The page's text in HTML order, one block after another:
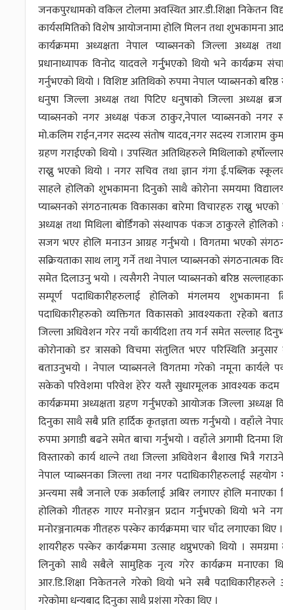
जनकपुरधामको वकिल टोलमा अवस्थित आर.डी.शिक्षा निकेतन
कार्यसमितिको विशेष आयोजनामा होलि मिलन तथा शुभकामना
कार्यक्रममा अध्यक्षता नेपाल प्याब्सनको जिल्ला अध्यक्ष
प्रधानाध्यापक विनोद यादवले गर्नुुभएको थियो भने कार्यक्रम
गर्नुभएको थियो । विशिष्ट अतिथिको रुपमा नेपाल प्याब्सनको
धनुषा जिल्ला अध्यक्ष तथा पिटिए धनुषाको जिल्ला अध्यक्ष
प्याब्सनको नगर अध्यक्ष पंकज ठाकुर,नेपाल प्याब्सनको
मो.कलिम राईन,नगर सदस्य संतोष यादव,नगर सदस्य
ग्रहण गराईएको थियो । उपस्थित अतिथिहरुले मिथिलाको
राख्नु भएको थियो । नगर सचिव तथा ज्ञान गंगा ई.पब्लिक
साहले होलिको शुभकामना दिनुको साथै कोरोना समयमा
प्याब्सनको संगठनात्मक विकासका बारेमा विचारहरु राख्नु
अध्यक्ष तथा मिथिला बोर्डिंगको संस्थापक पंकज ठाकुरले
सजग भएर होलि मनाउन आग्रह गर्नुभयो । विगतमा भएको
सक्रियताका साथ लागु गर्ने तथा नेपाल प्याब्सनको संगठनात्मक
समेत दिलाउनु भयो । त्यसैगरी नेपाल प्याब्सनको बरिष्ठ
सम्पूर्ण पदाधिकारीहरुलाई होलिको मंगलमय
पदाधिकारीहरुको व्यक्तिगत विकासको आवश्यकता रहेको
जिल्ला अधिवेशन गरेर नयाँ कार्यदिशा तय गर्न समेत सल्लाह
कोरोनाको डर त्रासको विचमा संतुलित भएर परिस्थिति
बताउनुभयो । नेपाल प्याब्सनले विगतमा गरेको नमूना कार्यले
सकेको परिवेशमा परिवेश हेरेर यस्तै सुधारमूलक आवश्यक कदम
कार्यक्रममा अध्यक्षता ग्रहण गर्नुभएको आयोजक जिल्ला
दिनुका साथै सबै प्रति हार्दिक कृतज्ञता व्यक्त गर्नुभयो । वहाँले
रुपमा अगाडी बढने समेत बाचा गर्नुभयो । वहाँले अगामी दिनमा
विस्तारको कार्य थाल्ने तथा जिल्ला अधिवेशन बैशाख भित्रै
नेपाल प्याब्सनका जिल्ला तथा नगर पदाधिकारीहरुलाई
अन्त्यमा सबै जनाले एक अर्कालाई अबिर लगाएर होलि
होलिको गीतहरु गाएर मनोरञ्जन प्रदान गर्नुभएको थियो
मनोरञ्जनात्मक गीतहरु पस्केर कार्यक्रममा चार चाँद लगाएका
शायरीहरु पस्केर कार्यक्रममा उत्साह थप्नुभएको थियो ।
लिनुको साथै सबैले सामुहिक नृत्य गरेर कार्यक्रम मनाएका
आर.डि.शिक्षा निकेतनले गरेको थियो भने सबै
गरेकोमा धन्यबाद दिनुका साथै प्रशंसा गरेका थिए ।